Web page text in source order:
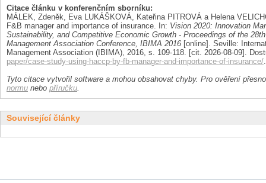
Citace článku v konferenčním sborníku:
MÁLEK, Zdeněk, Eva LUKÁŠKOVÁ, Kateřina PITROVÁ a Helena
F&B manager and importance of insurance. In: Vision 2020: Innovation
Sustainability, and Competitive Economic Growth - Proceedings of the
Management Association Conference, IBIMA 2016 [online]. Seville:
Management Association (IBIMA), 2016, s. 109-118. [cit. 2026-08-09].
paper/case-study-using-haccp-by-fb-manager-and-importance-of-insurance/.
Tyto citace vytvořil software a mohou obsahovat chyby. Pro ověření
normu nebo příručku.
Související články